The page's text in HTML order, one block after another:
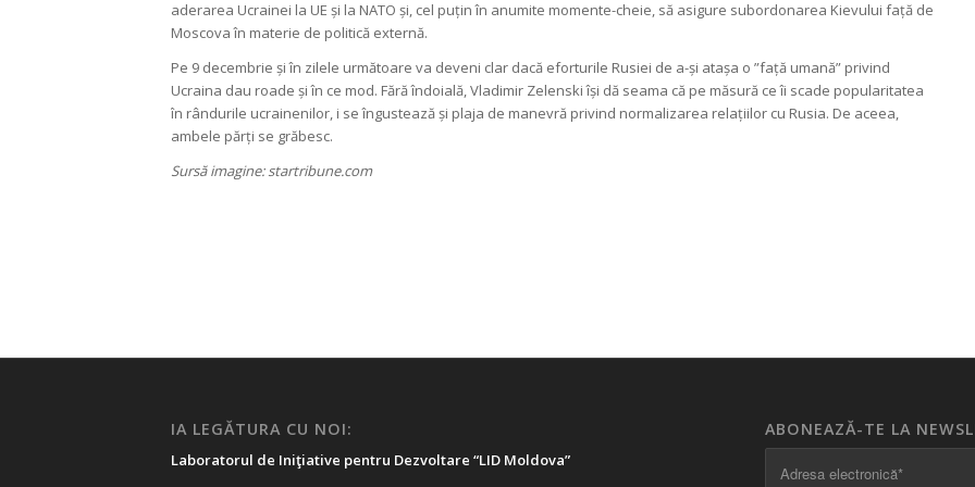
aderarea Ucrainei la UE și la NATO și, cel puțin în anumite momente-cheie, să asigure subordonarea Kievului față de
Moscova în materie de politică externă.
Pe 9 decembrie și în zilele următoare va deveni clar dacă eforturile Rusiei de a-și atașa o ”față umană” privind
Ucraina dau roade și în ce mod. Fără îndoială, Vladimir Zelenski își dă seama că pe măsură ce îi scade popularitatea
în rândurile ucrainenilor, i se îngustează și plaja de manevră privind normalizarea relațiilor cu Rusia. De aceea,
ambele părți se grăbesc.
Sursă imagine: startribune.com
IA LEGĂTURA CU NOI:
Laboratorul de Iniţiative pentru Dezvoltare “LID Moldova”
ABONEAZĂ-TE LA